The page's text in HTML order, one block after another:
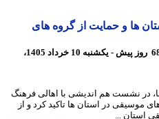
و حمایت از گروه های
68 روز پیش - یکشنبه 10 خرداد 1405،
هم اندیشی با اهالی فرهنگ
در استان ها تاکید کرد و از
...